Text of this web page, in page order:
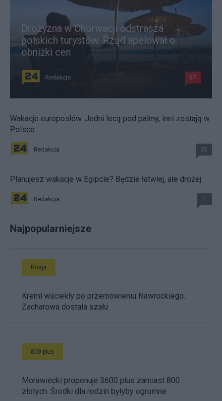
Drożyzna w Chorwacji odstrasza
polskich turystów. Rząd apelował o
obniżki cen
Redakcja 67
Wakacje europosłów. Jedni lecą pod palmy, inni zostają w
Polsce
Redakcja 35
Planujesz wakacje w Egipcie? Będzie łatwiej, ale drożej
Redakcja 1
Najpopularniejsze
Rosja
Kreml wściekły po przemówieniu Nawrockiego.
Zacharowa dostała szału
800 plus
Morawiecki proponuje 3600 plus zamiast 800
złotych. Środki dla rodzin byłyby ogromne